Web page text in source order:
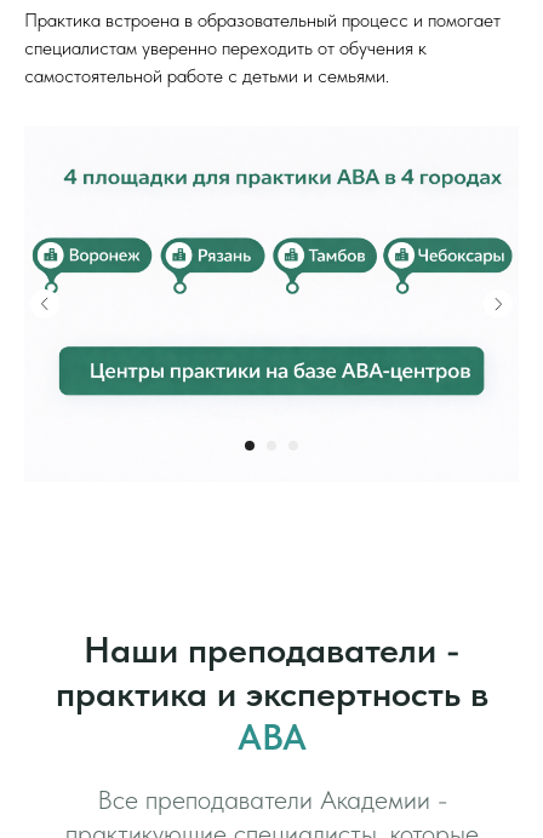
Практика встроена в образовательный процесс и помогает
специалистам уверенно переходить от обучения к
самостоятельной работе с детьми и семьями.
Наши преподаватели -
практика и экспертность в
АВА
Все преподаватели Академии -